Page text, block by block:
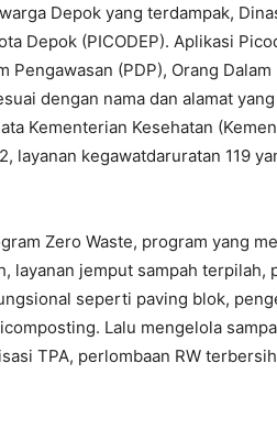
Depok yang terdampak,
Depok (PICODEP). Aplikasi
(PDP), Orang Dalam
dengan nama dan alamat yang
Kementerian Kesehatan
layanan kegawatdaruratan 119
Zero Waste, program yang
layanan jemput sampah terpilah,
seperti paving blok,
Lalu mengelola
TPA, perlombaan RW